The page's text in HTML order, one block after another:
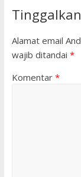
Alamat email
wajib ditandai *
Komentar *